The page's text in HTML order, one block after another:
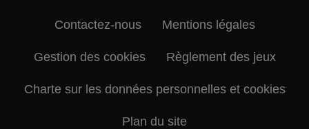
Contactez-nous Mentions légales
Gestion des cookies Règlement des jeux
Charte sur les données personnelles et cookies
Plan du site